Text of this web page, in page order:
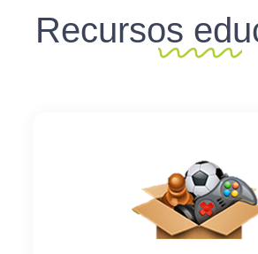
Recursos